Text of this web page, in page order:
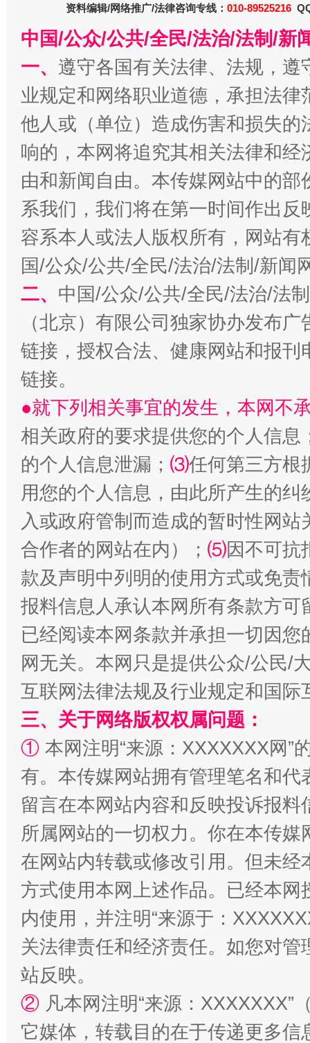
全民健身五年计划来了！等你上场
阿坝州三大球赛在茂县开幕 规模
国家大学科技园优化重塑工作
扯下公款旅游的“隐身衣” 如何以
“蜀中异人”王建安的艺术幻境
资料编辑/网络推广/法律咨询专线： 010-89525216
中国/公众/公共/全民/法治/法制/新
一、 遵守各国有关法律、法规，
业规定和网络职业道德，承担法
他人或（单位）造成伤害和损失
响的，本网将追究其相关法律和
由和新闻自由。本传媒网站中的
系我们，我们将在第一时间作出
容系本人或法人版权所有，网站
国/公众/公共/全民/法治/法制/新闻
二、 中国/公众/公共/全民/法治/法
（北京）有限公司独家协办发布
链接，授权合法、健康网站和报
链接。
●就下列相关事宜的发生，本网不
相关政府的要求提供您的个人信息
的个人信息泄漏； ⑶任何第三方根
用您的个人信息，由此所产生的纠
入或政府管制而造成的暂时性网
合作者的网站在内）； ⑸因不可抗
款及声明中列明的使用方式或免责
报料信息人承认本网所有条款方
已经阅读本网条款并承担一切因
网无关。本网只是提供公众/公民/
互联网法律法规及行业规定和国
三、关于网络版权权属问题：
① 本网注明“来源：XXXXXXX网”
有。本传媒网站拥有管理笔名和
留言在本网站内容和反映投诉报
所属网站的一切权力。你在本传
在网站内转载或修改引用。但未
方式使用本网上述作品。已经本
内使用，并注明“来源于：
关法律责任和经济责任。如您对
站反映。
② 凡本网注明“来源：
它媒体，转载目的在于传递更多